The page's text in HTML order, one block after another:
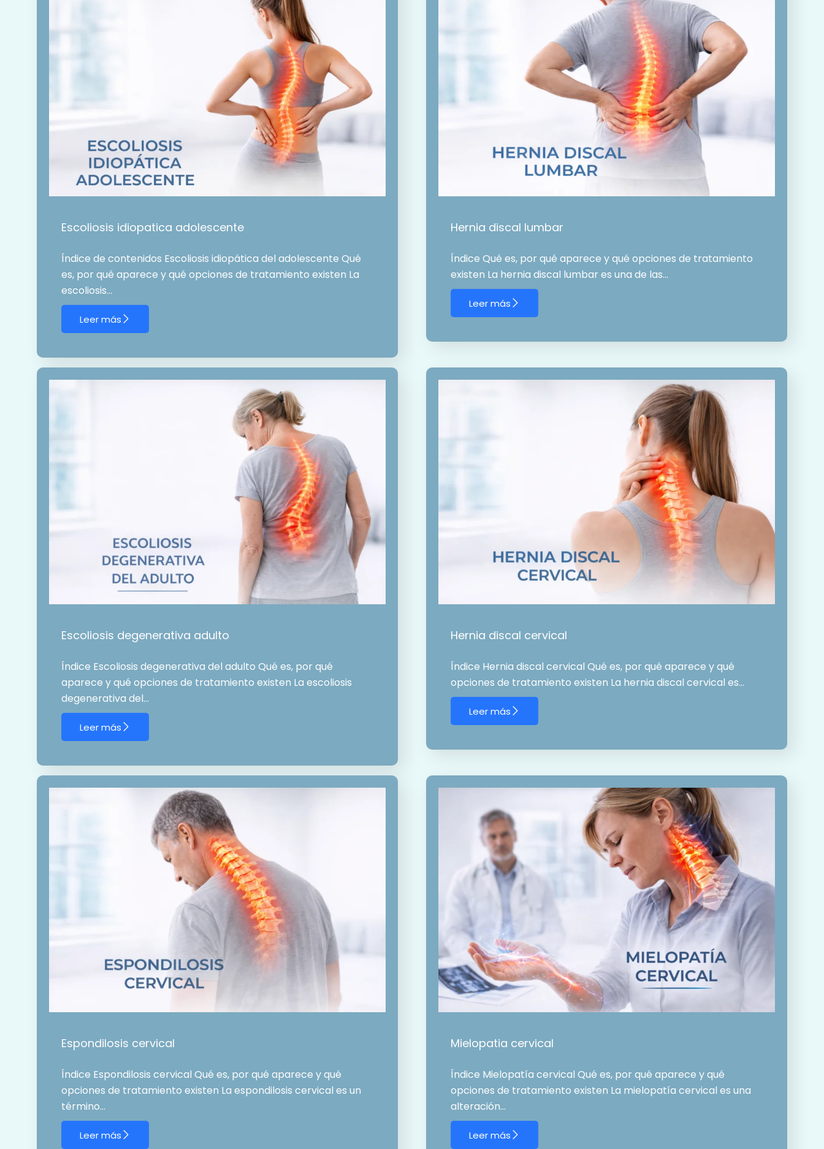
Escoliosis idiopatica adolescente
Índice de contenidos Escoliosis idiopática del adolescente Qué
es, por qué aparece y qué opciones de tratamiento existen La
escoliosis…
Leer más
Hernia discal lumbar
Índice Qué es, por qué aparece y qué opciones de tratamiento
existen La hernia discal lumbar es una de las…
Leer más
Escoliosis degenerativa adulto
Índice Escoliosis degenerativa del adulto Qué es, por qué
aparece y qué opciones de tratamiento existen La escoliosis
degenerativa del…
Leer más
Hernia discal cervical
Índice Hernia discal cervical Qué es, por qué aparece y qué
opciones de tratamiento existen La hernia discal cervical es…
Leer más
Espondilosis cervical
Índice Espondilosis cervical Qué es, por qué aparece y qué
opciones de tratamiento existen La espondilosis cervical es un
término…
Leer más
Mielopatia cervical
Índice Mielopatía cervical Qué es, por qué aparece y qué
opciones de tratamiento existen La mielopatía cervical es una
alteración…
Leer más